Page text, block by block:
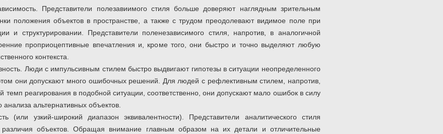
Представители полезавиимого стиля больше доверяют наглядным зрительным
положения объектов в пространстве, а также с трудом преодолевают видимое поле при
и структурировании. Представители поленезависимого стиля, напротив, в аналогичной
проприоцептивные впечатления и, кроме того, они быстро и точно выделяют любую
контекста.
Люди с импульсивным стилем быстро выдвигают гипотезы в ситуации неопределенного
они допускают много ошибочных решений. Для людей с рефлективным стилем, напротив,
темп реагирования в подобной ситуации, соответственно, они допускают мало ошибок в силу
альтернативных объектов.
(или узкий-широкий диапазон эквивалентности). Представители аналитического стиля
различия объектов. Обращая внимание главным образом на их детали и отличительные